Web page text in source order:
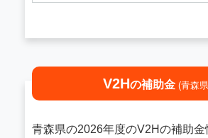
V2Hの補助金 (青森
青森県の2026年度のV2Hの補助